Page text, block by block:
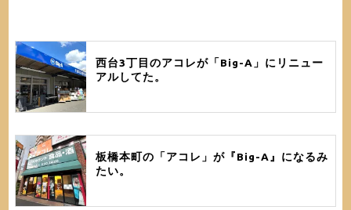
西台3丁目のアコレが「Big-A」にリニュー
アルしてた。
板橋本町の「アコレ」が『Big-A』になるみ
たい。